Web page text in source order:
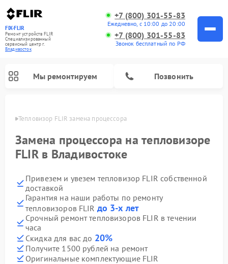
FIX-FLIR
Ремонт устройств FLIR
Специализированный
cервисный центр г.
Владивосток
+7 (800) 301-55-83
Ежедневно, с 10:00 до 20:00
+7 (800) 301-55-83
Звонок бесплатный по РФ
Мы ремонтируем Позвонить
Тепловизор FLIR замена процессора
Замена процессора на тепловизоре
FLIR в Владивостоке
Привезем и увезем тепловизор FLIR собственной
доставкой
Гарантия на наши работы по ремонту
тепловизоров FLIR до 3-х лет
Срочный ремонт тепловизоров FLIR в течении
часа
Скидка для вас до 20%
Получите 1500 рублей на ремонт
Оригинальные комплектующие FLIR